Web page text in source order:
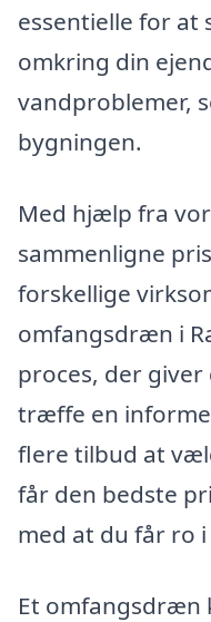
essentielle for at
omkring din
vandproblemer,
bygningen.
Med hjælp fra
sammenligne
forskellige
omfangsdræn i
proces, der
træffe en
flere tilbud at
får den bedste
med at du får ro
Et omfangsdræn